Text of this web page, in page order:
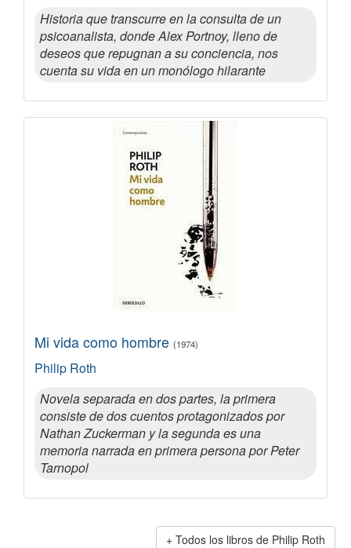
Historia que transcurre en la consulta de un
psicoanalista, donde Alex Portnoy, lleno de
deseos que repugnan a su conciencia, nos
cuenta su vida en un monólogo hilarante
Mi vida como hombre (1974)
Philip Roth
Novela separada en dos partes, la primera
consiste de dos cuentos protagonizados por
Nathan Zuckerman y la segunda es una
memoria narrada en primera persona por Peter
Tarnopol
Todos los libros de Philip Roth